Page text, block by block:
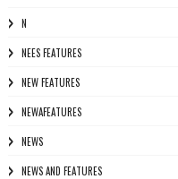
N
NEES FEATURES
NEW FEATURES
NEWAFEATURES
NEWS
NEWS AND FEATURES